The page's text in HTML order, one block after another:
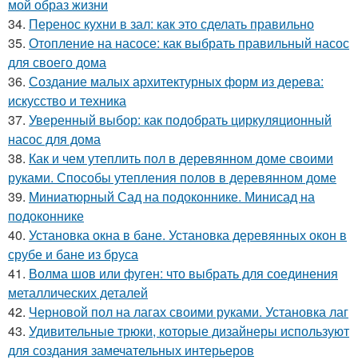
мой образ жизни
34. Перенос кухни в зал: как это сделать правильно
35. Отопление на насосе: как выбрать правильный насос
для своего дома
36. Создание малых архитектурных форм из дерева:
искусство и техника
37. Уверенный выбор: как подобрать циркуляционный
насос для дома
38. Как и чем утеплить пол в деревянном доме своими
руками. Способы утепления полов в деревянном доме
39. Миниатюрный Сад на подоконнике. Минисад на
подоконнике
40. Установка окна в бане. Установка деревянных окон в
срубе и бане из бруса
41. Волма шов или фуген: что выбрать для соединения
металлических деталей
42. Черновой пол на лагах своими руками. Установка лаг
43. Удивительные трюки, которые дизайнеры используют
для создания замечательных интерьеров